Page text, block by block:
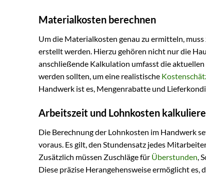
Materialkosten berechnen
Um die Materialkosten genau zu ermitteln,
erstellt werden. Hierzu gehören nicht nur die
anschließende Kalkulation umfasst die
werden sollten, um eine realistische
Handwerk ist es, Mengenrabatte und
Arbeitszeit und Lohnkosten
Die Berechnung der Lohnkosten im Handwerk
voraus. Es gilt, den Stundensatz jedes
Zusätzlich müssen Zuschläge für Überstunden,
Diese präzise Herangehensweise ermöglicht